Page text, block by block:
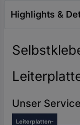
Highlights &
Unser